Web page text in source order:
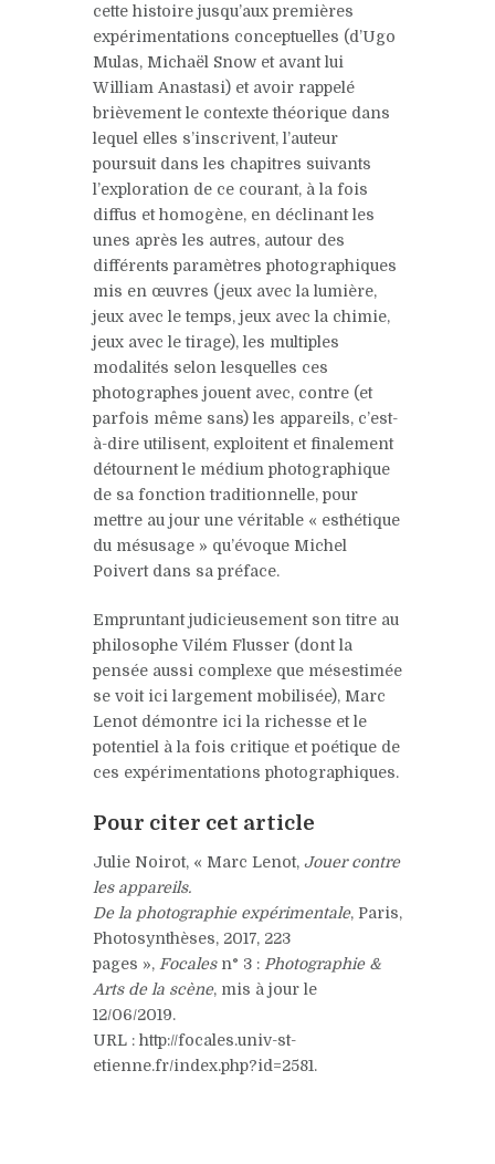
cette histoire jusqu’aux premières
expérimentations conceptuelles (d’Ugo
Mulas, Michaël Snow et avant lui
William Anastasi) et avoir rappelé
brièvement le contexte théorique dans
lequel elles s’inscrivent, l’auteur
poursuit dans les chapitres suivants
l’exploration de ce courant, à la fois
diffus et homogène, en déclinant les
unes après les autres, autour des
différents paramètres photographiques
mis en œuvres (jeux avec la lumière,
jeux avec le temps, jeux avec la chimie,
jeux avec le tirage), les multiples
modalités selon lesquelles ces
photographes jouent avec, contre (et
parfois même sans) les appareils, c’est-
à-dire utilisent, exploitent et finalement
détournent le médium photographique
de sa fonction traditionnelle, pour
mettre au jour une véritable « esthétique
du mésusage » qu’évoque Michel
Poivert dans sa préface.
Empruntant judicieusement son titre au
philosophe Vilém Flusser (dont la
pensée aussi complexe que mésestimée
se voit ici largement mobilisée), Marc
Lenot démontre ici la richesse et le
potentiel à la fois critique et poétique de
ces expérimentations photographiques.
Pour citer cet article
Julie Noirot, « Marc Lenot, Jouer contre
les appareils.
De la photographie expérimentale, Paris,
Photosynthèses, 2017, 223
pages », Focalesn° 3 : Photographie &
Arts de la scène, mis à jour le
12/06/2019.
URL : http://focales.univ-st-
etienne.fr/index.php?id=2581.